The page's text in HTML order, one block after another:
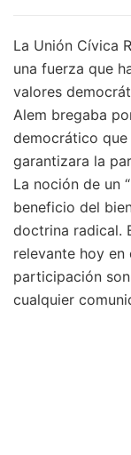
La Unión Cívica
una fuerza que
valores
Alem bregaba
democrático
garantizara la
La noción de un
beneficio del
doctrina radical.
relevante hoy
participación
cualquier